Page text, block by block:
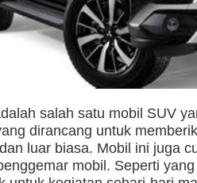
salah satu mobil SUV
dirancang untuk
luar biasa. Mobil ini juga
mobil. Seperti